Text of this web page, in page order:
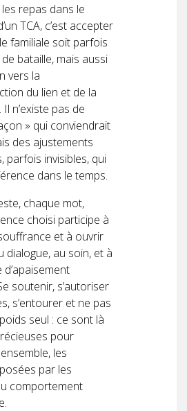
repas dans le
TCA, c’est accepter
familiale soit parfois
bataille, mais aussi
vers la
du lien et de la
n’existe pas de
» qui conviendrait
des ajustements
parfois invisibles, qui
dans le temps.
chaque mot,
choisi participe à
et à ouvrir
dialogue, au soin, et à
soutenir, s’autoriser
s’entourer et ne pas
seul : ce sont là
pour
les
par les
comportement